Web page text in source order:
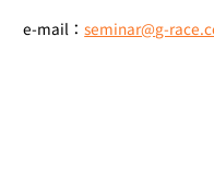
e-mail：seminar@g-